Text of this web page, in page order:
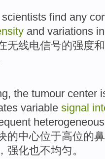
scientists find any
and variations in
无线电信号的强度和
, the tumour center
variable signal
heterogeneous
的中心位于高位的鼻
强化也不均匀。